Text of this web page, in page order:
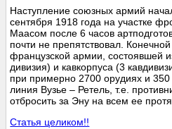
Наступление союзных армий
сентября 1918 года на участке
Маасом после 6 часов
почти не препятствовал.
французской армии, состоявшей
дивизия) и кавкорпуса (3
при примерно 2700 орудиях и 350
линия Вузье – Ретель, т.е.
отбросить за Эну на всем ее
Статья целиком!!